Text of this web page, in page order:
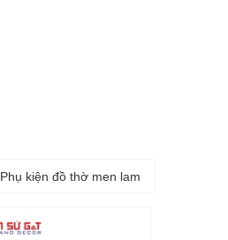
Phụ kiện đồ thờ men lam